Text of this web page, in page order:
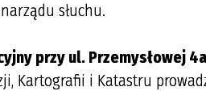
słuchu.
przy ul. Przemysłowej 4a
Kartografii i Katastru